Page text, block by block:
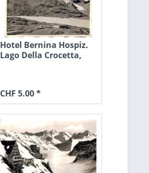
Hotel Bernina Hospiz.
Lago Della Crocetta,
CHF 5.00 *